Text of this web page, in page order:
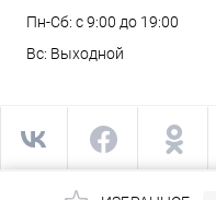
Пн-Сб: с 9:00 до 19:00
Вс: Выходной